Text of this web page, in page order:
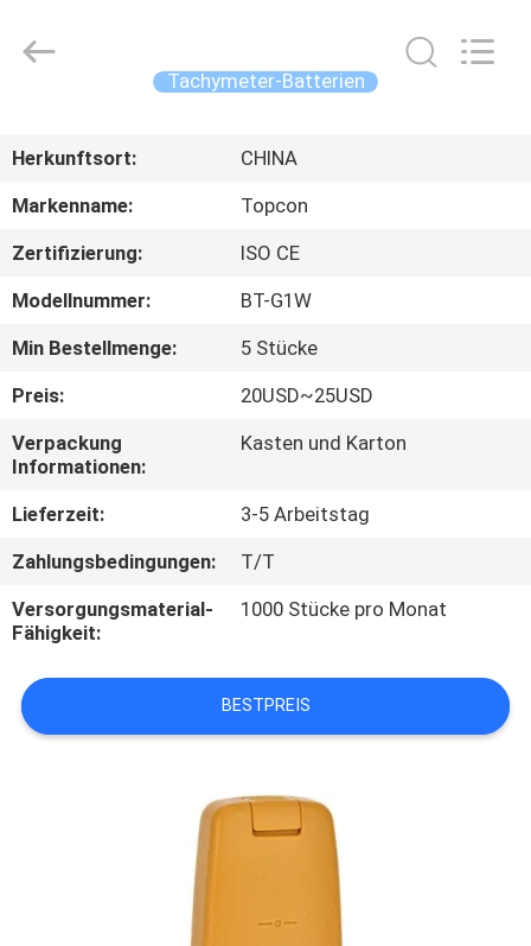
PRODUKTE
UNS
FABRIK-
AUSFLUG
QUALITÄTSKONTROLLE
TRETEN
SIE
MIT
UNS
Co.,Ltd.
Tachymeter-Batterien
Herkunftsort:
CHINA
Markenname:
Topcon
Zertifizierung:
ISO CE
Modellnummer:
BT-G1W
Min Bestellmenge:
5 Stücke
Preis:
20USD~25USD
Verpackung
Informationen:
Kasten und Karton
Lieferzeit:
3-5 Arbeitstag
Zahlungsbedingungen:
T/T
Versorgungsmaterial-
Fähigkeit:
1000 Stücke pro Monat
BESTPREIS